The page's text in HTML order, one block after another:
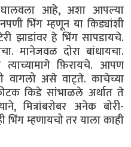
घालवला आहे, अशा आपल्या
भिंग म्हणून या किड्यांशी
झाडांवर हे भिंग सापडायचे.
मानेजवळ दोरा बांधायचा.
फ़िरायचे. आपण
वागलो असे वाट्ते. काचेच्या
किडे सांभाळले अर्थात ते
मित्रांबरोबर अनेक बोरी-
म्हणायचो तर याला काही